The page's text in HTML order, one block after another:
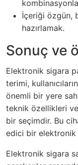
İçeriği özgün,
hazırlamak.
Sonuç ve
Elektronik sigara
terimi,
önemli bir yere
teknik özellikleri
bir seçimdir. Bu
edici bir elektronik
Elektronik sigara